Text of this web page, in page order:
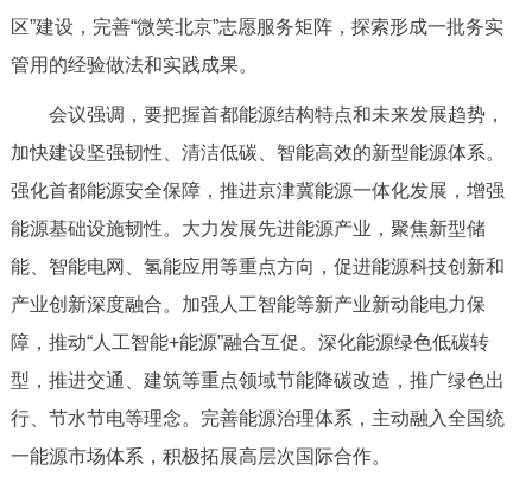
区”建设，完善“微笑北京”志愿服务矩阵，探索形成一批务实
管用的经验做法和实践成果。
会议强调，要把握首都能源结构特点和未来发展趋势，
加快建设坚强韧性、清洁低碳、智能高效的新型能源体系。
强化首都能源安全保障，推进京津冀能源一体化发展，增强
能源基础设施韧性。大力发展先进能源产业，聚焦新型储
能、智能电网、氢能应用等重点方向，促进能源科技创新和
产业创新深度融合。加强人工智能等新产业新动能电力保
障，推动“人工智能+能源”融合互促。深化能源绿色低碳转
型，推进交通、建筑等重点领域节能降碳改造，推广绿色出
行、节水节电等理念。完善能源治理体系，主动融入全国统
一能源市场体系，积极拓展高层次国际合作。